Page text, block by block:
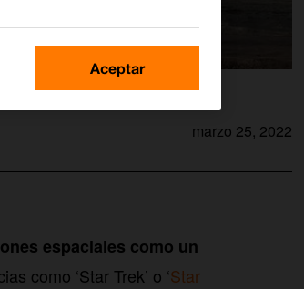
marzo 25, 2022
espaciales como un
como ‘Star Trek’ o ‘Star
Aceptar